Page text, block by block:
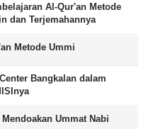
Al-Qur'an Metode
dan Terjemahannya
Metode Ummi
Bangkalan dalam
Ummat Nabi